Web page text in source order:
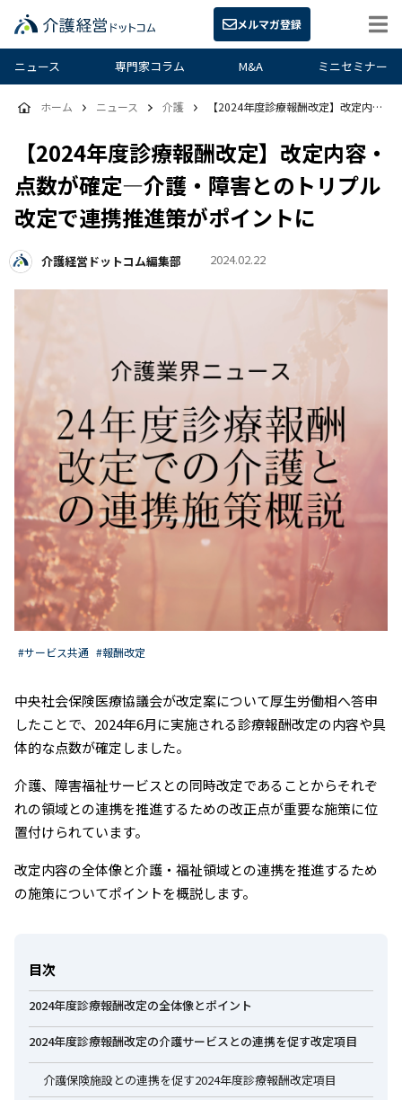
メルマガ登録
ニュース 専門家コラム M&A ミニセミナー
【2024年度診療報酬改定】改定内容・
点数が確定―介護・障害とのトリプル
改定で連携推進策がポイントに
介護経営ドットコム編集部 2024.02.22
ホーム ニュース 介護 【2024年度診療報酬改定】改定内容・点数が確定―介護・障害とのトリプル改定で連携推進策がポイントに
#サービス共通 #報酬改定
中央社会保険医療協議会が改定案について厚生労働相へ答申
したことで、2024年6月に実施される診療報酬改定の内容や具
体的な点数が確定しました。
介護、障害福祉サービスとの同時改定であることからそれぞ
れの領域との連携を推進するための改正点が重要な施策に位
置付けられています。
改定内容の全体像と介護・福祉領域との連携を推進するため
の施策についてポイントを概説します。
目次
2024年度診療報酬改定の全体像とポイント
2024年度診療報酬改定の介護サービスとの連携を促す改定項目
介護保険施設との連携を促す2024年度診療報酬改定項目